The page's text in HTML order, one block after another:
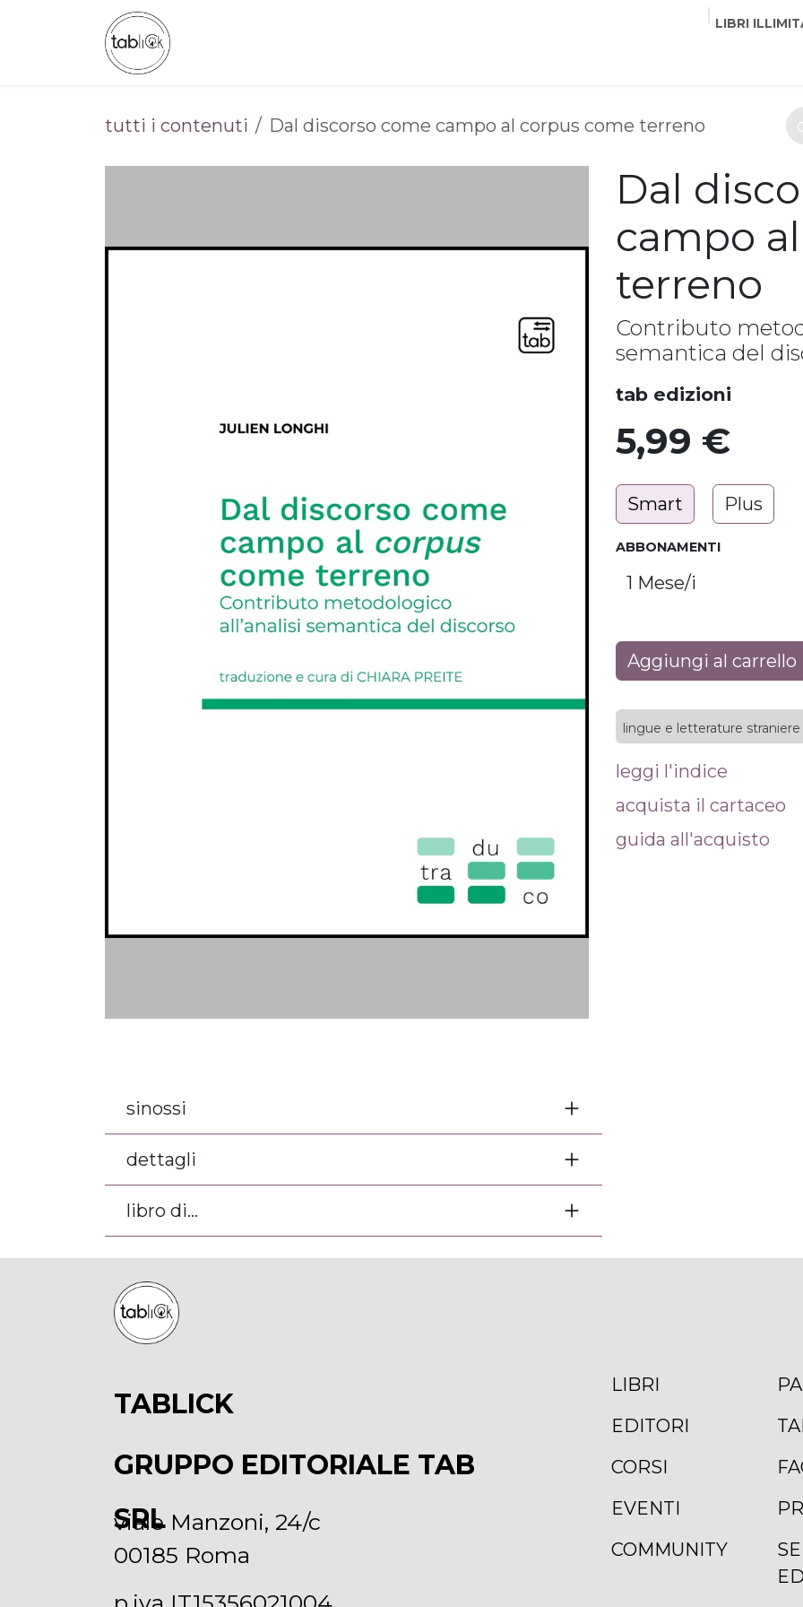
Passa al contenuto LIBRI
tutti i contenuti Dal discorso come campo al corpus come terreno
Dal
campo
terreno
Contributo
semantica del
tab edizioni
5,99 €
Smart Plus
ABBONAMENTI
Aggiungi al carrello
lingue e letterature straniere
leggi l'indice
acquista il cartaceo
guida all'acquisto
sinossi
dettagli
libro di...
viale Manzoni, 24/c
00185 Roma
LIBRI
EDITORI
CORSI
EVENTI
COMMUNITY
TABLICK
GRUPPO EDITORIALE TAB
SRL